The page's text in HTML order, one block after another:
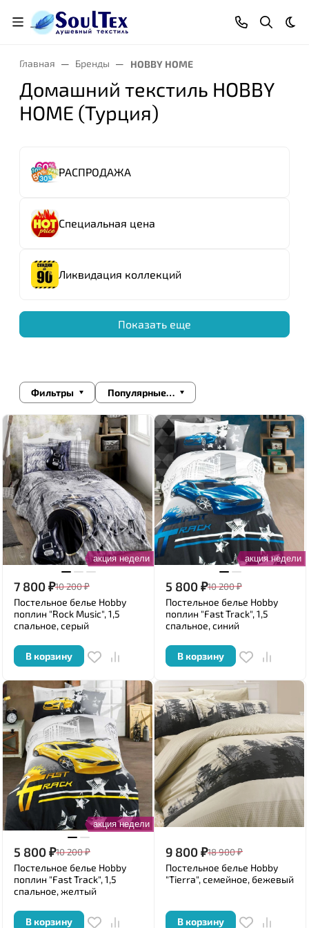
Главная Бренды HOBBY HOME
Домашний текстиль HOBBY
HOME (Турция)
РАСПРОДАЖА
Специальная цена
Ликвидация коллекций
Показать еще
Фильтры Популярные сначала
акция недели
7 800₽10 200₽
Постельное белье Hobby
поплин "Rock Music", 1,5
спальное, серый
В корзину
акция недели
5 800₽10 200₽
Постельное белье Hobby
поплин "Fast Track", 1,5
спальное, синий
В корзину
акция недели
5 800₽10 200₽
Постельное белье Hobby
поплин "Fast Track", 1,5
спальное, желтый
В корзину
9 800₽18 900₽
Постельное белье Hobby
"Tierra", семейное, бежевый
В корзину